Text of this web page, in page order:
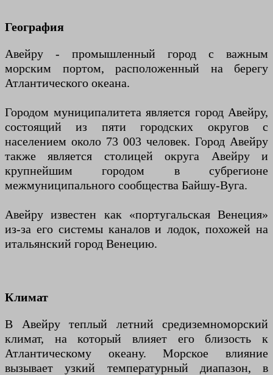
География
Авейру - промышленный город с важным
морским портом, расположенный на берегу
Атлантического океана.
Городом муниципалитета является город Авейру,
состоящий из пяти городских округов с
населением около 73 003 человек. Город Авейру
также является столицей округа Авейру и
крупнейшим городом в субрегионе
межмуниципального сообщества Байшу-Вуга.
Авейру известен как «португальская Венеция»
из-за его системы каналов и лодок, похожей на
итальянский город Венецию.
Климат
В Авейру теплый летний средиземноморский
климат, на который влияет его близость к
Атлантическому океану. Морское влияние
вызывает узкий температурный диапазон, в